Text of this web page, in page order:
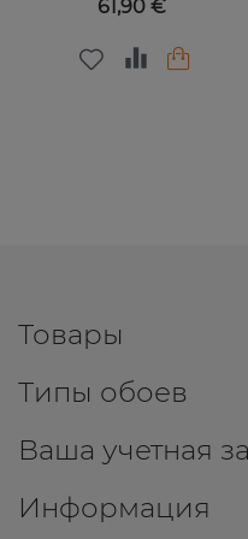
Цена
61,90 €
Товары
Типы обоев
Ваша учетная
Информация